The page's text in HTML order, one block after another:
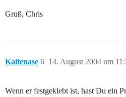
Gruß, Chris
Kaltenase 14. August 2004 um
6
Wenn er festgeklebt ist, hast Du ein